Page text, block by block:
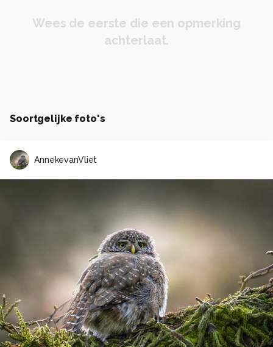
Wees de eerste die een opmerking
achterlaat.
Soortgelijke foto's
AnnekevanVliet